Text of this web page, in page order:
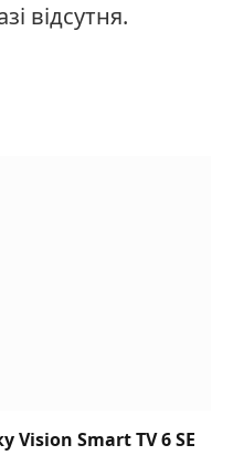
відсутня.
Vision Smart TV 6 SE